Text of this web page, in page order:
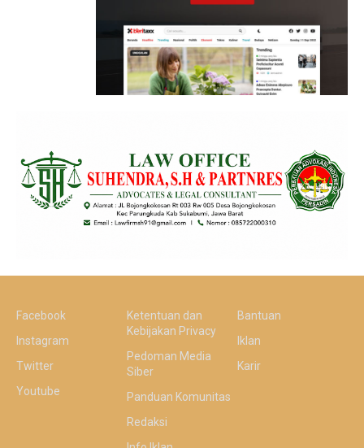
Facebook
Instagram
Twitter
Youtube
Ketentuan dan
Kebijakan Privacy
Pedoman Media
Siber
Panduan Komunitas
Redaksi
Bantuan
Iklan
Karir